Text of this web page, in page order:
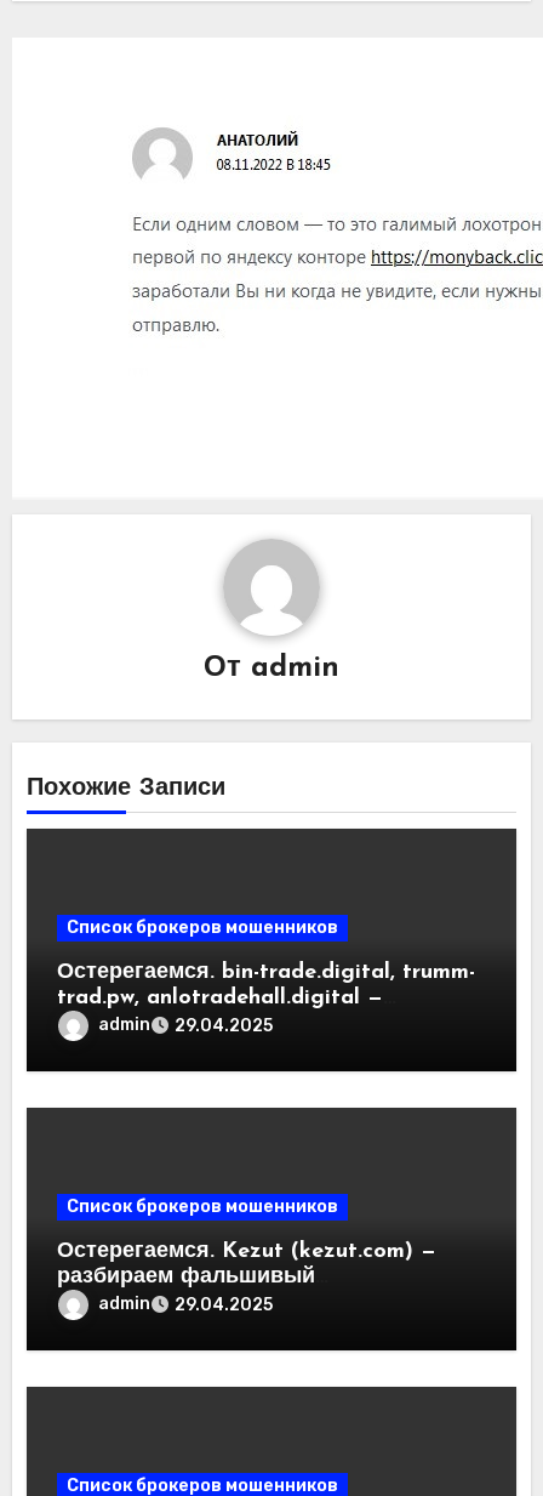
От admin
Похожие Записи
Список брокеров мошенников
Остерегаемся. bin-trade.digital, trumm-
trad.pw, anlotradehall.digital —
разоблачение фальшивых
Отзывы пользователей
admin 29.04.2025
Список брокеров мошенников
Остерегаемся. Kezut (kezut.com) —
разбираем фальшивый
криптовалютный обменник. Как
пользователей
admin 29.04.2025
Список брокеров мошенников